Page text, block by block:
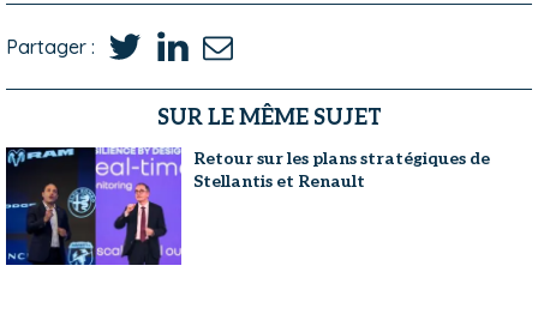
Partager :
SUR LE MÊME SUJET
Retour sur les plans stratégiques de
Stellantis et Renault